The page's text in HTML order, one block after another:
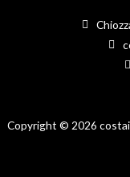
Copyright © 2026